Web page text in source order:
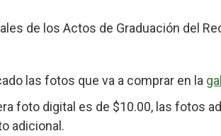
de los Actos de Graduación del
las fotos que va a comprar en la
foto digital es de $10.00, las fotos
adicional.